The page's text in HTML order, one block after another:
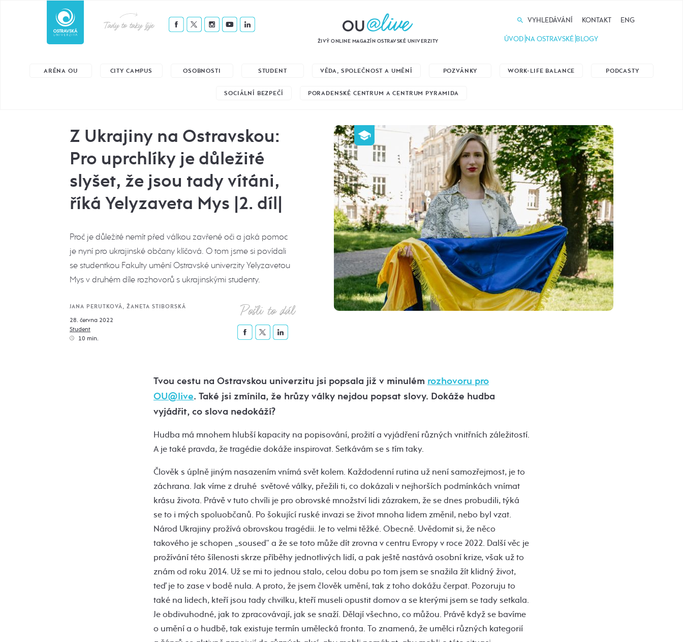
Tady to taky žije
ŽIVÝ ONLINE MAGAZÍN OSTRAVSKÉ UNIVERZITY
VYHLEDÁVÁNÍ KONTAKT ENG
ÚVOD NA OSTRAVSKÉ BLOGY
ARÉNA OU CITY CAMPUS OSOBNOSTI STUDENT VĚDA, SPOLEČNOST A UMĚNÍ POZVÁNKY WORK-LIFE BALANCE PODCASTY
SOCIÁLNÍ BEZPEČÍ PORADENSKÉ CENTRUM A CENTRUM PYRAMIDA
Z Ukrajiny na Ostravskou:
Pro uprchlíky je důležité
slyšet, že jsou tady vítáni,
říká Yelyzaveta Mys |2. díl|
Proč je důležité nemít před válkou zavřené oči a jaká pomoc
je nyní pro ukrajinské občany klíčová. O tom jsme si povídali
se studentkou Fakulty umění Ostravské univerzity Yelyzavetou
Mys v druhém díle rozhovorů s ukrajinskými studenty.
JANA PERUTKOVÁ, ŽANETA STIBORSKÁ
28. června 2022
Student
10 min.
Pošli to dál
Tvou cestu na Ostravskou univerzitu jsi popsala již v minulém rozhovoru pro
OU@live. Také jsi zmínila, že hrůzy války nejdou popsat slovy. Dokáže hudba
vyjádřit, co slova nedokáží?
Hudba má mnohem hlubší kapacity na popisování, prožití a vyjádření různých vnitřních záležitostí.
A je také pravda, že tragédie dokáže inspirovat. Setkávám se s tím taky.
Člověk s úplně jiným nasazením vnímá svět kolem. Každodenní rutina už není samozřejmost, je to
záchrana. Jak víme z druhé světové války, přežili ti, co dokázali v nejhorších podmínkách vnímat
krásu života. Právě v tuto chvíli je pro obrovské množství lidi zázrakem, že se dnes probudili, týká
se to i mých spoluobčanů. Po šokující ruské invazi se život mnoha lidem změnil, nebo byl vzat.
Národ Ukrajiny prožívá obrovskou tragédii. Je to velmi těžké. Obecně. Uvědomit si, že něco
takového je schopen „soused“ a že se toto může dít zrovna v centru Evropy v roce 2022. Další věc je
prožívání této šílenosti skrze příběhy jednotlivých lidí, a pak ještě nastává osobní krize, však už to
znám od roku 2014. Už se mi to jednou stalo, celou dobu po tom jsem se snažila žít klidný život,
teď je to zase v bodě nula. A proto, že jsem člověk umění, tak z toho dokážu čerpat. Pozoruju to
také na lidech, kteří jsou tady chvilku, kteří museli opustit domov a se kterými jsem se tady setkala.
Je obdivuhodné, jak to zpracovávají, jak se snaží. Dělají všechno, co můžou. Právě když se bavíme
o umění a o hudbě, tak existuje termín umělecká fronta. To znamená, že umělci různých kategorií